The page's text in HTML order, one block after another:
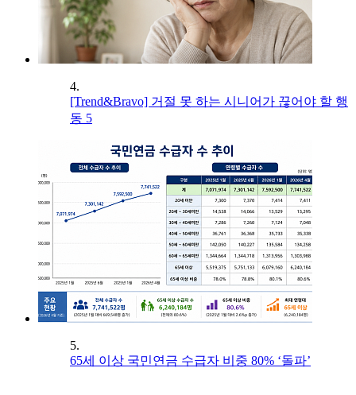
4.
[Trend&Bravo] 거절 못 하는 시니어가 끊어야 할 행
동 5
5.
65세 이상 국민연금 수급자 비중 80% ‘돌파’